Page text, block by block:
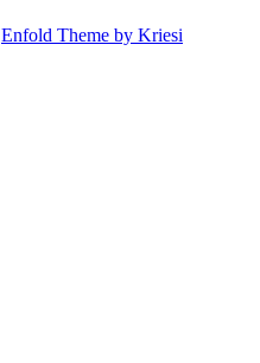
Enfold Theme by Kriesi